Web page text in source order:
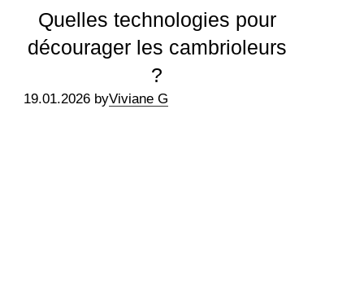
Quelles technologies pour
décourager les cambrioleurs
?
19.01.2026 byViviane G